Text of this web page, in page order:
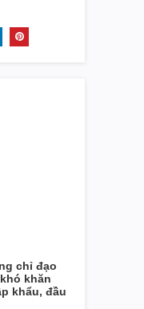
chỉ đạo
khăn
khẩu, đầu